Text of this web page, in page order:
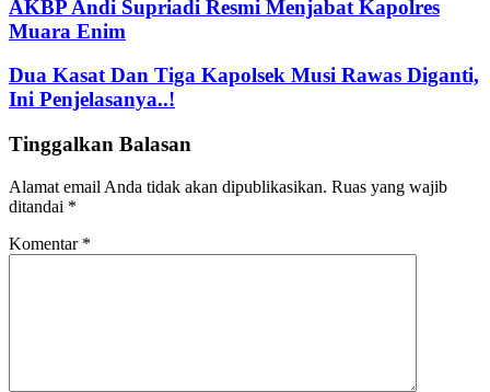
AKBP Andi Supriadi Resmi Menjabat Kapolres
Muara Enim
Dua Kasat Dan Tiga Kapolsek Musi Rawas Diganti,
Ini Penjelasanya..!
Tinggalkan Balasan
Alamat email Anda tidak akan dipublikasikan. Ruas yang wajib
ditandai *
Komentar *